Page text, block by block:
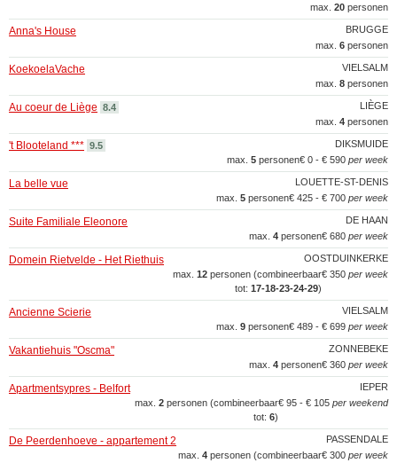
max. 20 personen
BRUGGE
Anna's House
max. 6 personen
VIELSALM
KoekoelaVache
max. 8 personen
LIÈGE
Au coeur de Liège 8.4
max. 4 personen
DIKSMUIDE
't Blooteland *** 9.5
€ 0 - € 590 per week
max. 5 personen
LOUETTE-ST-DENIS
La belle vue
€ 425 - € 700 per week
max. 5 personen
DE HAAN
Suite Familiale Eleonore
€ 680 per week
max. 4 personen
OOSTDUINKERKE
Domein Rietvelde - Het Riethuis
€ 350 per week
max. 12 personen (combineerbaar
tot: 17‑18‑23‑24‑29)
VIELSALM
Ancienne Scierie
€ 489 - € 699 per week
max. 9 personen
ZONNEBEKE
Vakantiehuis "Oscma"
€ 360 per week
max. 4 personen
IEPER
Apartmentsypres - Belfort
€ 95 - € 105 per weekend
max. 2 personen (combineerbaar
tot: 6)
PASSENDALE
De Peerdenhoeve - appartement 2
€ 300 per week
max. 4 personen (combineerbaar